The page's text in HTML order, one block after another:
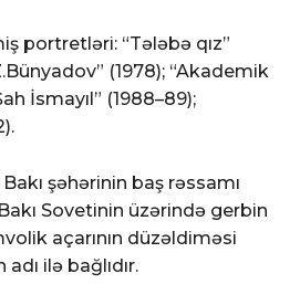
portretləri: “Tələbə qız”
(1978); “Akademik
İsmayıl” (1988–89);
şəhərinin baş rəssamı
Sovetinin üzərində gerbin
açarının düzəldiməsi
ilə bağlıdır.